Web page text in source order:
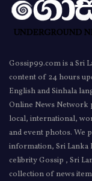
Gossip99.com is a Sri
content of 24 hours
English and Sinhala
Online News Network
local, international,
and event photos. We
information, Sri Lanka
celibrity Gossip , Sri
collection of news